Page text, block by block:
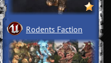
Rodents Faction